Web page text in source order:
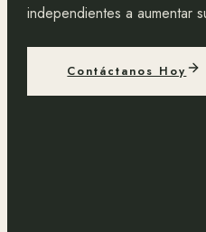
independientes a aumentar
Contáctanos Hoy